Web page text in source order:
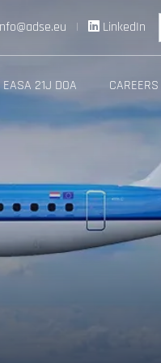
| LinkedIn
EASA 21J DOA CAREERS